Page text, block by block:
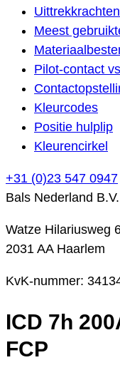
Uittrekkrachten
Meest
Pilot-contact
Kleurcodes
Positie hulplip
Kleurencirkel
+31 (0)23 547 0947
Bals Nederland B.V.
Watze Hilariusweg
2031 AA Haarlem
KvK-nummer:
ICD 7h
FCP